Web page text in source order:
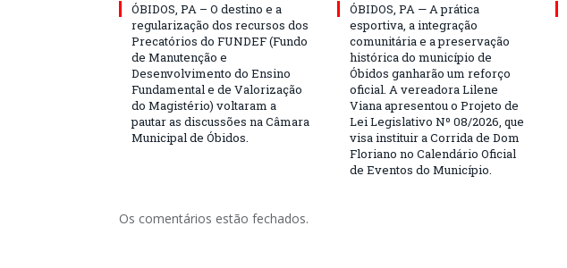
ÓBIDOS, PA – O destino e a
regularização dos recursos dos
Precatórios do FUNDEF (Fundo
de Manutenção e
Desenvolvimento do Ensino
Fundamental e de Valorização
do Magistério) voltaram a
pautar as discussões na Câmara
Municipal de Óbidos.
ÓBIDOS, PA — A prática
esportiva, a integração
comunitária e a preservação
histórica do município de
Óbidos ganharão um reforço
oficial. A vereadora Lilene
Viana apresentou o Projeto de
Lei Legislativo Nº 08/2026, que
visa instituir a Corrida de Dom
Floriano no Calendário Oficial
de Eventos do Município.
Os comentários estão fechados.